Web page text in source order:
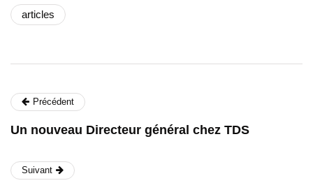
articles
Précédent
Un nouveau Directeur général chez TDS
Suivant